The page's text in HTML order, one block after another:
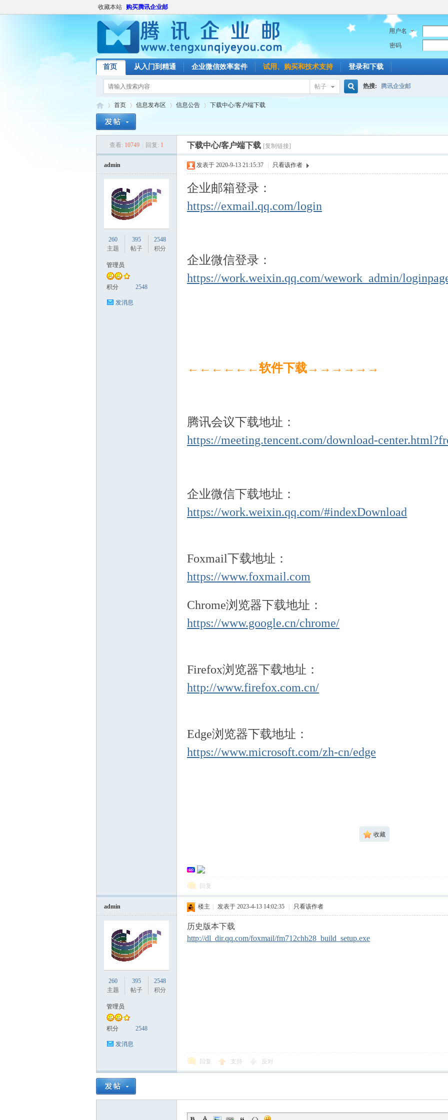
收藏本站 购买腾讯企业邮
用户名
密码
首页 从入门到精通 企业微信效率套件 试用、购买和技术支持 登录和下载
帖子 热搜: 腾讯企业邮
首页
›
信息发布区 信息公告
›
下载中心/客户端下载
查看: 10749 回复: 1 下载中心/客户端下载 [复制链接]
admin
260
主题
395
帖子
2548
积分
管理员
积分 2548
发消息
发表于 2020-9-13 21:15:37 只看该作者
企业邮箱登录：
https://exmail.qq.com/login
企业微信登录：
https://work.weixin.qq.com/wework_admin/
←←←←←←软件下载→→→→→→
腾讯会议下载地址：
https://meeting.tencent.com/download-
企业微信下载地址：
https://work.weixin.qq.com/#indexDownload
Foxmail下载地址：
https://www.foxmail.com
Chrome浏览器下载地址：
https://www.google.cn/chrome/
Firefox浏览器下载地址：
http://www.firefox.com.cn/
Edge浏览器下载地址：
https://www.microsoft.com/zh-cn/edge
收藏
回复
admin
260
主题
395
帖子
2548
积分
管理员
积分 2548
发消息
楼主 发表于 2023-4-13 14:02:35 只看该作者
历史版本下载
http://dl_dir.qq.com/foxmail/fm712chb28_build_setup.exe
回复 支持 反对